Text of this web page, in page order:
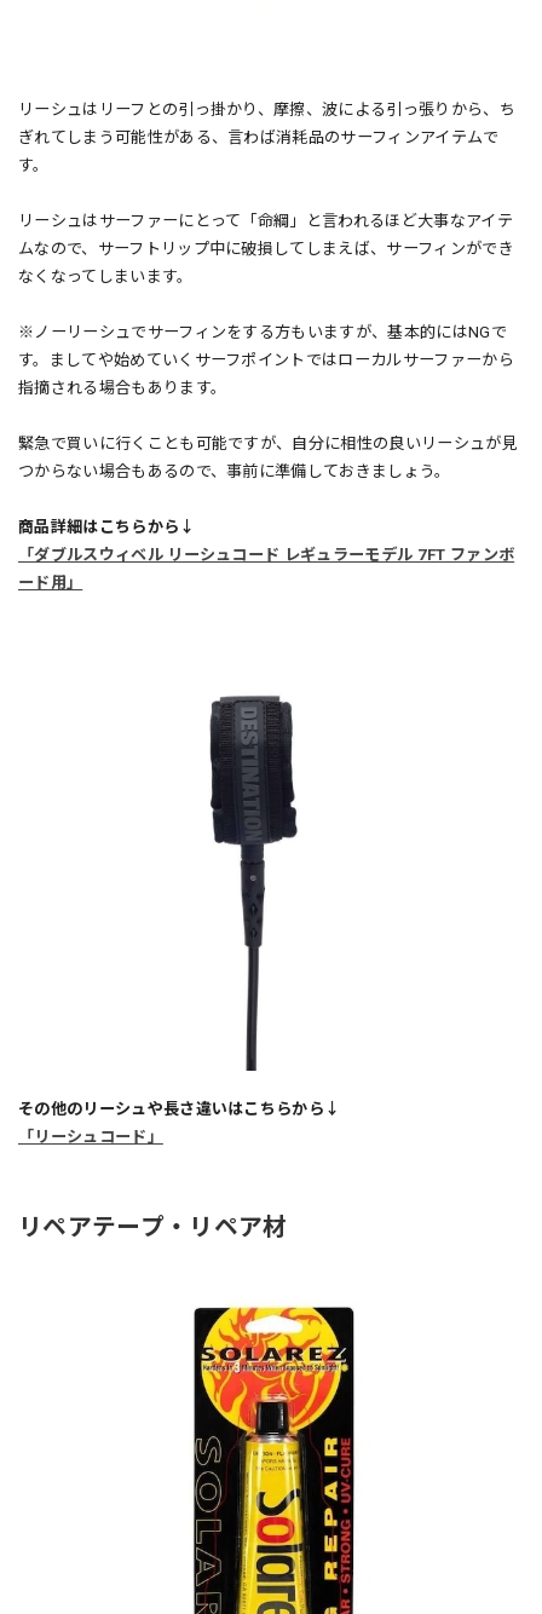
リーシュはリーフとの引っ掛かり、摩擦、波による引っ張りから、ち
ぎれてしまう可能性がある、言わば消耗品のサーフィンアイテムで
す。
リーシュはサーファーにとって「命綱」と言われるほど大事なアイテ
ムなので、サーフトリップ中に破損してしまえば、サーフィンができ
なくなってしまいます。
※ノーリーシュでサーフィンをする方もいますが、基本的にはNGで
す。ましてや始めていくサーフポイントではローカルサーファーから
指摘される場合もあります。
緊急で買いに行くことも可能ですが、自分に相性の良いリーシュが見
つからない場合もあるので、事前に準備しておきましょう。
商品詳細はこちらから↓
「ダブルスウィベル リーシュコード レギュラーモデル 7FT ファンボ
ード用」
その他のリーシュや長さ違いはこちらから↓
「リーシュコード」
リペアテープ・リペア材